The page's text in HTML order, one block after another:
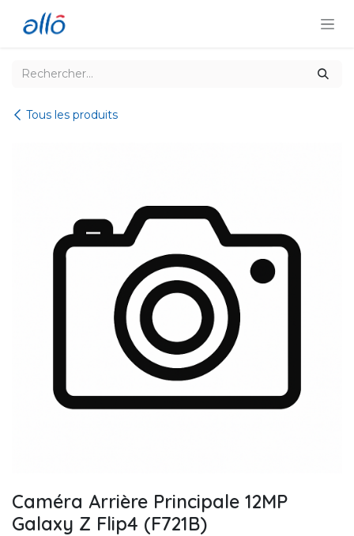
Tous les produits
Caméra Arrière Principale 12MP
Galaxy Z Flip4 (F721B)